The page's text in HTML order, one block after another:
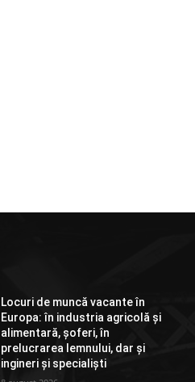
Locuri de muncă vacante în
Europa: în industria agricolă și
alimentară, șoferi, în
prelucrarea lemnului, dar și
ingineri și specialiști